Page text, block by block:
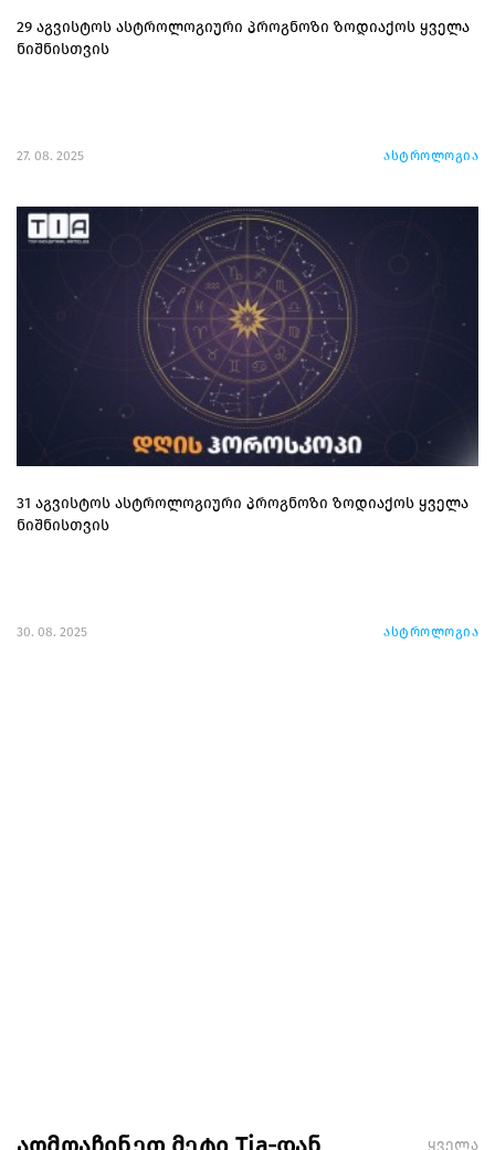
29 აგვისტოს ასტროლოგიური პროგნოზი ზოდიაქოს ყველა
ნიშნისთვის
27. 08. 2025 ასტროლოგია
31 აგვისტოს ასტროლოგიური პროგნოზი ზოდიაქოს ყველა
ნიშნისთვის
30. 08. 2025 ასტროლოგია
ყველა